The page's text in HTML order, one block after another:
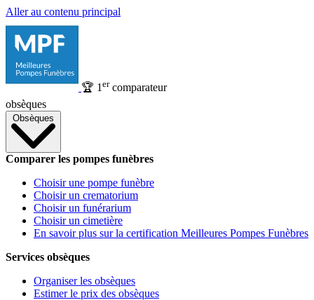
Aller au contenu principal
🏆 1 ercomparateur
obsèques
Obsèques
Comparer les pompes funèbres
Choisir une pompe funèbre
Choisir un crematorium
Choisir un funérarium
Choisir un cimetière
En savoir plus sur la certification Meilleures Pompes Funèbres
Services obsèques
Organiser les obsèques
Estimer le prix des obsèques